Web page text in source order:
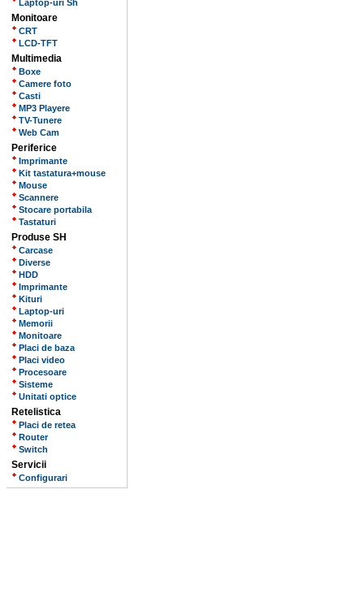
Laptop-uri Sh
Monitoare
CRT
LCD-TFT
Multimedia
Boxe
Camere foto
Casti
MP3 Playere
TV-Tunere
Web Cam
Periferice
Imprimante
Kit tastatura+mouse
Mouse
Scannere
Stocare portabila
Tastaturi
Produse SH
Carcase
Diverse
HDD
Imprimante
Kituri
Laptop-uri
Memorii
Monitoare
Placi de baza
Placi video
Procesoare
Sisteme
Unitati optice
Retelistica
Placi de retea
Router
Switch
Servicii
Configurari